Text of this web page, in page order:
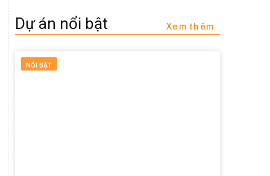
Dự án nổi bật Xem thêm
NỔI BẬT